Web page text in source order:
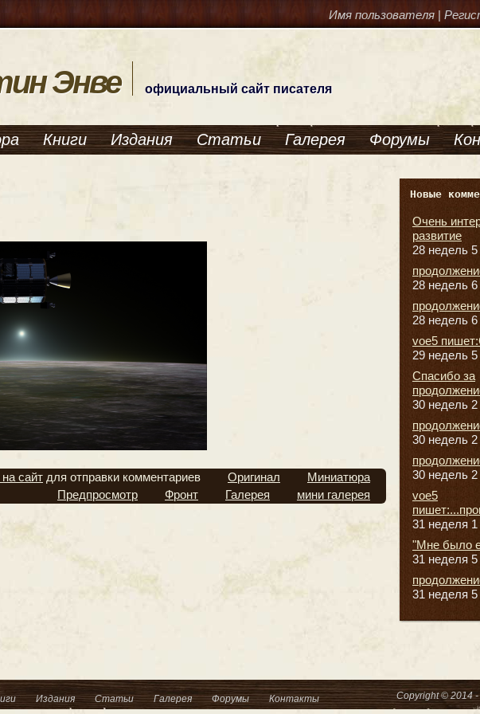
Имя пользователя |
Энве официальный сайт писателя
Книги Издания Статьи Галерея Форумы
сайт для отправки комментариев Оригинал
Миниатюра
Предпросмотр
Фронт Галерея мини галерея
Новые
Очень
развитие
28 недель
28 недель
28 недель
voe5
29 недель
Спасибо за
30 недель
30 недель
30 недель
voe5
31 неделя
"Мне было
31 неделя
31 неделя
Copyright ©
Издания Статьи Галерея Форумы Контакты